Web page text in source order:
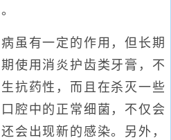
有一定的作用，但长期
使用消炎护齿类牙膏，不
抗药性，而且在杀灭一些
腔中的正常细菌，不仅会
会出现新的感染。另外，